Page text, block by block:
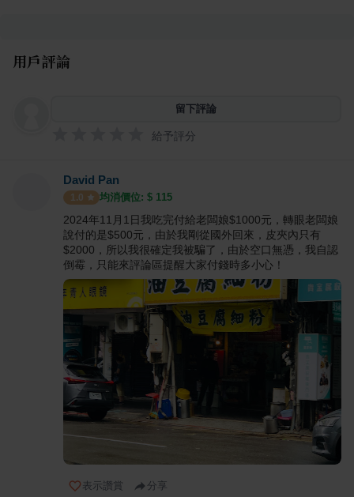
用戶評論
留下評論
給予評分
David Pan
1.0 均消價位: $ 115
2024年11月1日我吃完付給老闆娘$1000元，轉眼老闆娘
說付的是$500元，由於我剛從國外回來，皮夾內只有
$2000，所以我很確定我被騙了，由於空口無憑，我自認
倒霉，只能來評論區提醒大家付錢時多小心！
表示讚賞 分享